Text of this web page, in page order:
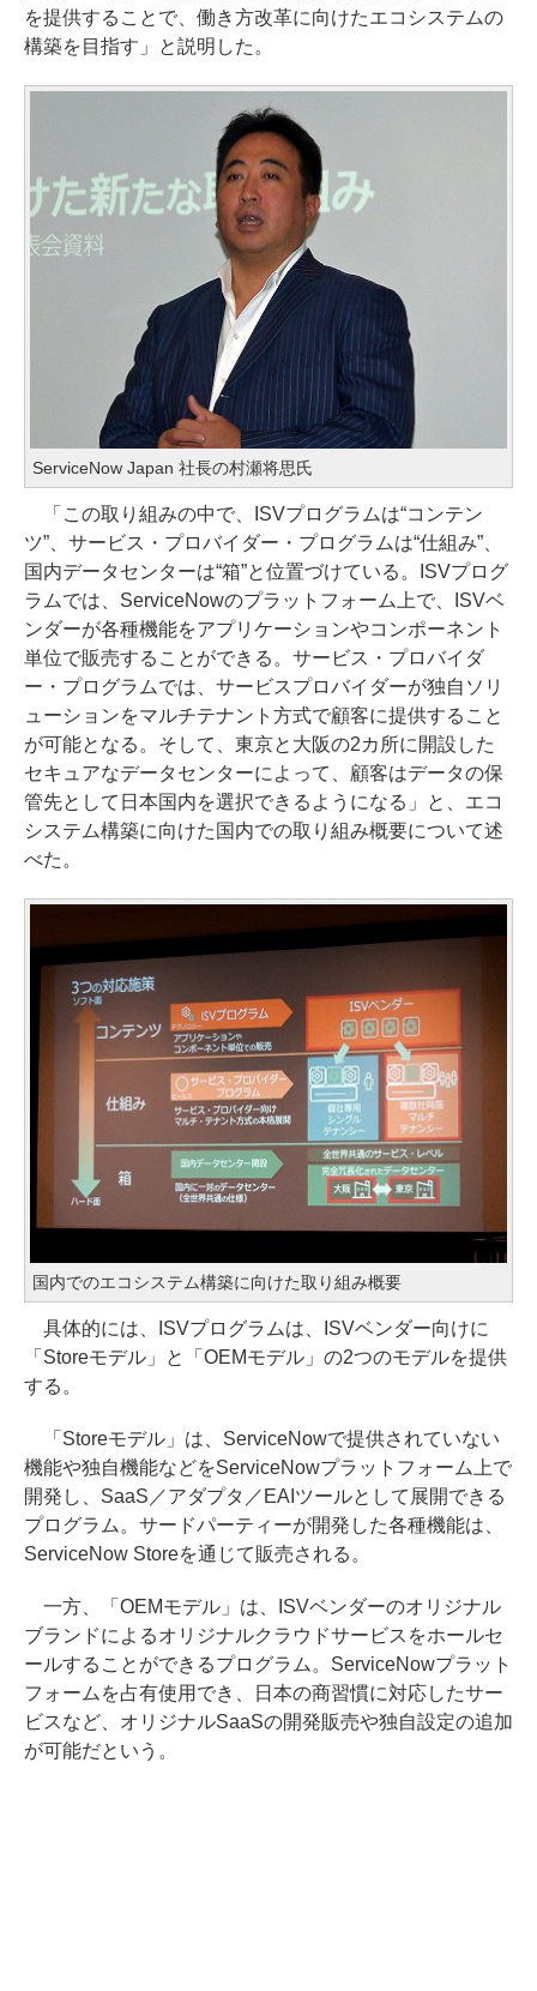
を提供することで、働き方改革に向けたエコシステムの
構築を目指す」と説明した。
ServiceNow Japan 社長の村瀬将思氏
「この取り組みの中で、ISVプログラムは“コンテン
ツ”、サービス・プロバイダー・プログラムは“仕組み”、
国内データセンターは“箱”と位置づけている。ISVプログ
ラムでは、ServiceNowのプラットフォーム上で、ISVベ
ンダーが各種機能をアプリケーションやコンポーネント
単位で販売することができる。サービス・プロバイダ
ー・プログラムでは、サービスプロバイダーが独自ソリ
ューションをマルチテナント方式で顧客に提供すること
が可能となる。そして、東京と大阪の2カ所に開設した
セキュアなデータセンターによって、顧客はデータの保
管先として日本国内を選択できるようになる」と、エコ
システム構築に向けた国内での取り組み概要について述
べた。
国内でのエコシステム構築に向けた取り組み概要
具体的には、ISVプログラムは、ISVベンダー向けに
「Storeモデル」と「OEMモデル」の2つのモデルを提供
する。
「Storeモデル」は、ServiceNowで提供されていない
機能や独自機能などをServiceNowプラットフォーム上で
開発し、SaaS／アダプタ／EAIツールとして展開できる
プログラム。サードパーティーが開発した各種機能は、
ServiceNow Storeを通じて販売される。
一方、「OEMモデル」は、ISVベンダーのオリジナル
ブランドによるオリジナルクラウドサービスをホールセ
ールすることができるプログラム。ServiceNowプラット
フォームを占有使用でき、日本の商習慣に対応したサー
ビスなど、オリジナルSaaSの開発販売や独自設定の追加
が可能だという。